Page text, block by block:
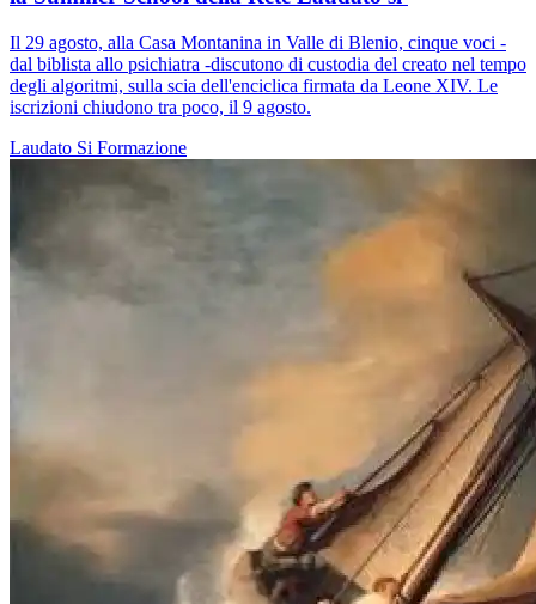
Il 29 agosto, alla Casa Montanina in Valle di Blenio, cinque voci -
dal biblista allo psichiatra -discutono di custodia del creato nel tempo
degli algoritmi, sulla scia dell'enciclica firmata da Leone XIV. Le
iscrizioni chiudono tra poco, il 9 agosto.
Laudato Si Formazione